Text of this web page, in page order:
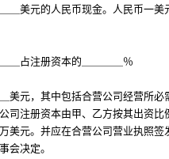
＿美元的人民币现金。人民币一
＿＿占注册资本的＿＿＿＿％
美元，其中包括合营公司经营所必
司注册资本由甲、乙方按其出资
美元。并应在合营公司营业执照
会决定。